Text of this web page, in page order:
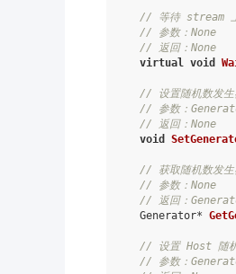
// 等待 stream 上
// 参数：None
// 返回：None
virtual void
// 设置随机数发生
// 参数：
// 返回：None
void
// 获取随机数发生
// 参数：None
// 返回：
Generator*
// 设置 Host 随机
// 参数：